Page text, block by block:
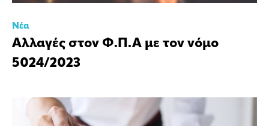
Νέα
Αλλαγές στον Φ.Π.Α με τον νόμο
5024/2023